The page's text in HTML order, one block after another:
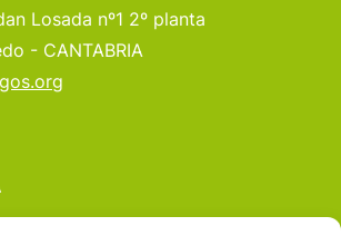
Losada nº1 2º planta
- CANTABRIA